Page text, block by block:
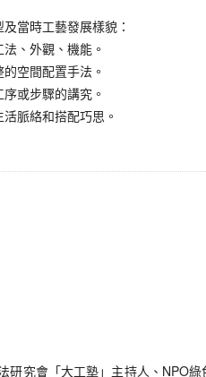
當時工藝發展樣貌：
、外觀、機能。
空間配置手法。
或步驟的講究。
脈絡和搭配巧思。
究會「大工塾」主持人、NPO